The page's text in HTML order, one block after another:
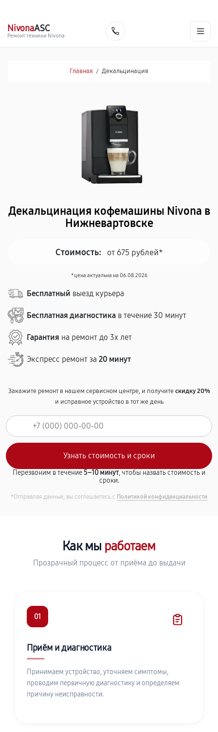
NivonaASC
Ремонт техники Nivona
Главная / Декальцинация
Декальцинация кофемашины Nivona в
Нижневартовске
Стоимость: от 675 рублей*
*цена актуальна на 06.08.2026
Бесплатный выезд курьера
Бесплатная диагностика в течение 30 минут
Гарантия на ремонт до 3х лет
Экспресс ремонт за 20 минут
Закажите ремонт в нашем сервисном центре, и получитескидку 20%
и исправное устройство в тот же день
Перезвоним в течение5–10 минут, чтобы назвать стоимость и
сроки.
*Отправляя данные, вы соглашаетесь с Политикой конфиденциальности
Как мы работаем
Прозрачный процесс от приёма до выдачи
01
Приём и диагностика
Принимаем устройство, уточняем симптомы,
проводим первичную диагностику и определяем
причину неисправности.